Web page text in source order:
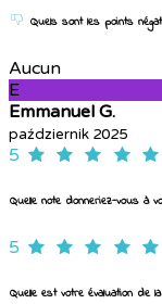
Quels sont les points
Aucun
E
Emmanuel G.
październik 2025
5
Quelle note donneriez-vous à
5
Quelle est votre évaluation de